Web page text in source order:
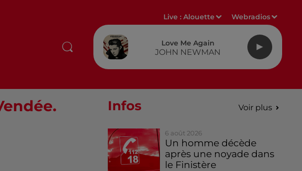
Live :Alouette Webradios
Love Me Again
JOHN NEWMAN
Infos Voir plus
6 août 2026
Un homme décède
après une noyade dans
le Finistère